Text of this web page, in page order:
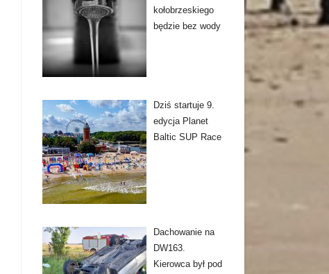
kołobrzeskiego
będzie bez wody
Dziś startuje 9.
edycja Planet
Baltic SUP Race
Dachowanie na
DW163.
Kierowca był pod